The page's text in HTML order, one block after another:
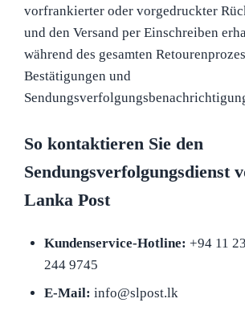
vorfrankierter oder vorgedruckter
und den Versand per Einschreiben
während des gesamten
Bestätigungen und
So kontaktieren Sie den
Sendungsverfolgungsdienst
Lanka Post
Kundenservice-Hotline: +94 11
244 9745
E-Mail: info@slpost.lk